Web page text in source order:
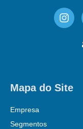
Mapa do Site
Empresa
Segmentos